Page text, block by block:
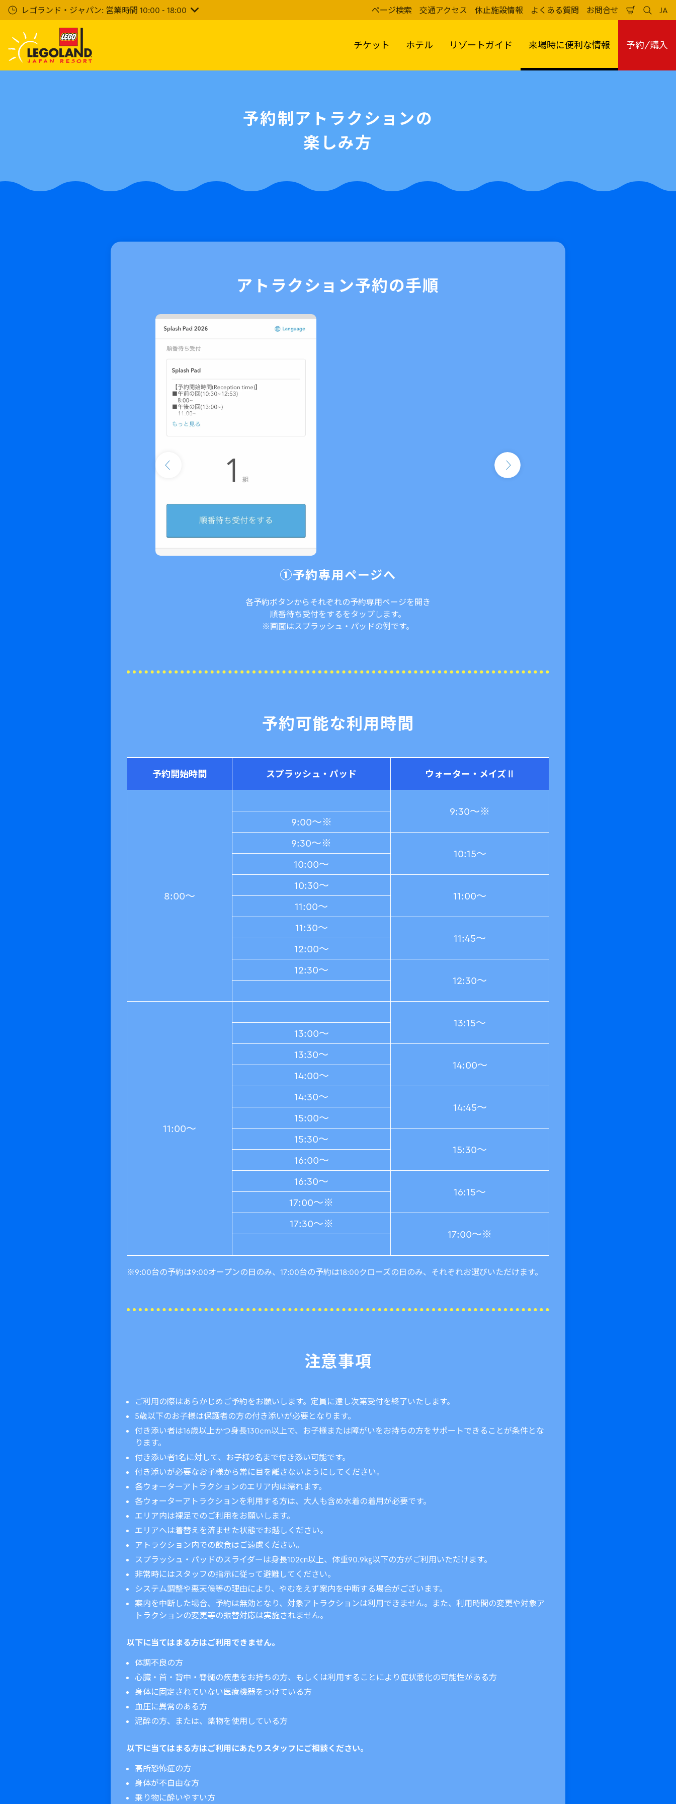
イ
レゴランド・ジャパン: 営業時間 10:00 - 18:00 ページ検索 交通アクセス 休止施設情報 よくある質問 お問合せ
い
か
ご
検
索
る
JA
日
本
チケット ホテル リゾートガイド 来場時に便利な情報 予約/購入
予約制アトラクションの
楽しみ方
アトラクション予約の手順
①予約専用ページへ
各予約ボタンからそれぞれの予約専用ページを開き
順番待ち受付をするをタップします。
※画面はスプラッシュ・パッドの例です。
予約可能な利用時間
予約開始時間 スプラッシュ・ パッド ウォーター・ メイズⅡ
8:00～
9:30～※
9:00～※
9:30～※
10:15～
10:00～
10:30～
11:00～
11:00～
11:30～
11:45～
12:00～
12:30～
12:30～
11:00～
13:15～
13:00～
13:30～
14:00～
14:00～
14:30～
14:45～
15:00～
15:30～
15:30～
16:00～
16:30～
16:15～
17:00～※
17:30～※
17:00～※
※9:00台の予約は9:00オープンの日のみ、17:00台の予約は18:00クローズの日のみ、それぞれお選びいただけます。
注意事項
ご利用の際はあらかじめご予約をお願いします。定員に達し次第受付を終了いたします。
5歳以下のお子様は保護者の方の付き添いが必要となります。
付き添い者は16歳以上かつ身長130cm以上で、お子様または障がいをお持ちの方をサポートできることが条件とな
ります。
付き添い者1名に対して、お子様2名まで付き添い可能です。
付き添いが必要なお子様から常に目を離さないようにしてください。
各ウォーターアトラクションのエリア内は濡れます。
各ウォーターアトラクションを利用する方は、大人も含め水着の着用が必要です。
エリア内は裸足でのご利用をお願いします。
エリアへは着替えを済ませた状態でお越しください。
アトラクション内での飲食はご遠慮ください。
スプラッシュ・パッドのスライダーは身長102㎝以上、体重90.9㎏以下の方がご利用いただけます。
非常時にはスタッフの指示に従って避難してください。
システム調整や悪天候等の理由により、やむをえず案内を中断する場合がございます。
案内を中断した場合、予約は無効となり、対象アトラクションは利用できません。また、利用時間の変更や対象ア
トラクションの変更等の振替対応は実施されません。
以下に当てはまる方はご利用できません。
体調不良の方
心臓・首・背中・脊髄の疾患をお持ちの方、もしくは利用することにより症状悪化の可能性がある方
身体に固定されていない医療機器をつけている方
血圧に異常のある方
泥酔の方、または、薬物を使用している方
以下に当てはまる方はご利用にあたりスタッフにご相談ください。
高所恐怖症の方
身体が不自由な方
乗り物に酔いやすい方